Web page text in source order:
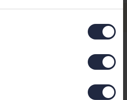
Incl. BTW
€42,95
Incl. BTW